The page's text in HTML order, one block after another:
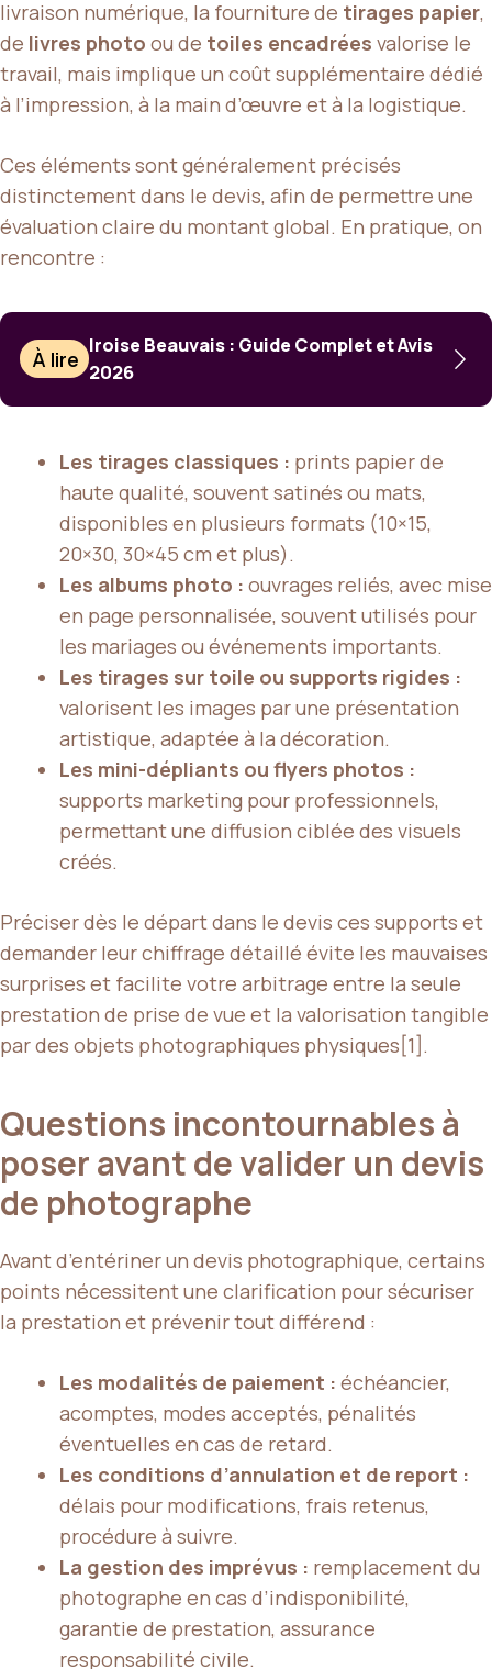
livraison numérique, la fourniture de tirages papier,
de livres photo ou de toiles encadrées valorise le
travail, mais implique un coût supplémentaire dédié
à l’impression, à la main d’œuvre et à la logistique.
Ces éléments sont généralement précisés
distinctement dans le devis, afin de permettre une
évaluation claire du montant global. En pratique, on
rencontre :
À lire
Iroise Beauvais : Guide Complet et Avis
2026
Les tirages classiques : prints papier de
haute qualité, souvent satinés ou mats,
disponibles en plusieurs formats (10×15,
20×30, 30×45 cm et plus).
Les albums photo : ouvrages reliés, avec mise
en page personnalisée, souvent utilisés pour
les mariages ou événements importants.
Les tirages sur toile ou supports rigides :
valorisent les images par une présentation
artistique, adaptée à la décoration.
Les mini-dépliants ou flyers photos :
supports marketing pour professionnels,
permettant une diffusion ciblée des visuels
créés.
Préciser dès le départ dans le devis ces supports et
demander leur chiffrage détaillé évite les mauvaises
surprises et facilite votre arbitrage entre la seule
prestation de prise de vue et la valorisation tangible
par des objets photographiques physiques[1].
Questions incontournables à
poser avant de valider un devis
de photographe
Avant d’entériner un devis photographique, certains
points nécessitent une clarification pour sécuriser
la prestation et prévenir tout différend :
Les modalités de paiement : échéancier,
acomptes, modes acceptés, pénalités
éventuelles en cas de retard.
Les conditions d’annulation et de report :
délais pour modifications, frais retenus,
procédure à suivre.
La gestion des imprévus : remplacement du
photographe en cas d’indisponibilité,
garantie de prestation, assurance
responsabilité civile.